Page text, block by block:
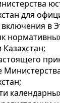
для
в